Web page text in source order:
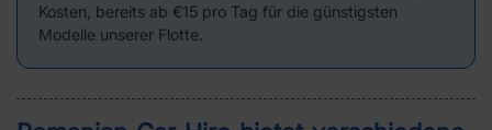
Kosten, bereits ab €15 pro Tag für die günstigsten
Modelle unserer Flotte.